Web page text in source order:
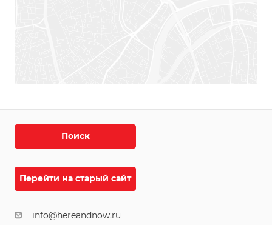
Поиск
Перейти на старый сайт
info@hereandnow.ru